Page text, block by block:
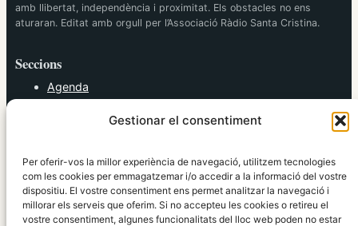
Gestionar el consentiment
Per oferir-vos la millor experiència de navegació, utilitzem tecnologies
com les cookies per emmagatzemar i/o accedir a la informació del vostre
dispositiu. El vostre consentiment ens permet analitzar la navegació i
millorar els serveis que oferim. Si no accepteu les cookies o retireu el
vostre consentiment, algunes funcionalitats del lloc web poden no estar
amb llibertat, independència i proximitat. Els obstacles no ens
aturaran. Editat amb orgull per l’Associació Ràdio Santa Cristina.
Seccions
Agenda
Política
Societat
Tendències